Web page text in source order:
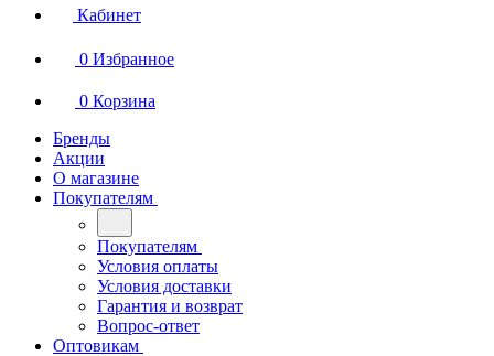
Кабинет
0 Избранное
0 Корзина
Бренды
Акции
О магазине
Покупателям
Покупателям
Условия оплаты
Условия доставки
Гарантия и возврат
Вопрос-ответ
Оптовикам